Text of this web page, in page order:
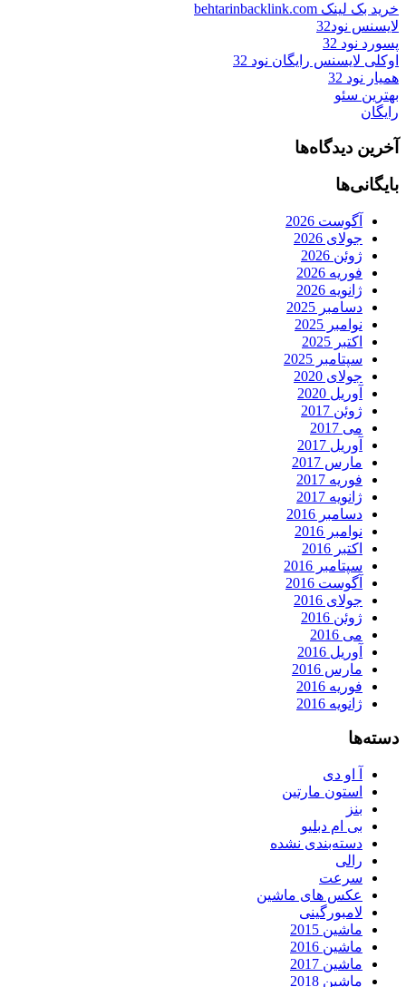
خرید بک لینک behtarinbacklink.com
لایسنس نود32
پسورد نود 32
اوکلی لایسنس رایگان نود 32
همیار نود 32
بهترین سئو
رایگان
آخرین دیدگاه‌ها
بایگانی‌ها
آگوست 2026
جولای 2026
ژوئن 2026
فوریه 2026
ژانویه 2026
دسامبر 2025
نوامبر 2025
اکتبر 2025
سپتامبر 2025
جولای 2020
آوریل 2020
ژوئن 2017
می 2017
آوریل 2017
مارس 2017
فوریه 2017
ژانویه 2017
دسامبر 2016
نوامبر 2016
اکتبر 2016
سپتامبر 2016
آگوست 2016
جولای 2016
ژوئن 2016
می 2016
آوریل 2016
مارس 2016
فوریه 2016
ژانویه 2016
دسته‌ها
آ او دی
استون مارتین
بنز
بی ام دبلیو
دسته‌بندی نشده
رالی
سرعت
عکس های ماشین
لامبورگینی
ماشین 2015
ماشین 2016
ماشین 2017
ماشین 2018